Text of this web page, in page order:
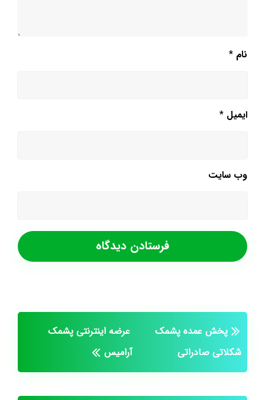
نام *
ایمیل *
وب‌ سایت
پخش عمده پشمک
شکلاتی صادراتی
عرضه اینترنتی پشمک
آرامیس